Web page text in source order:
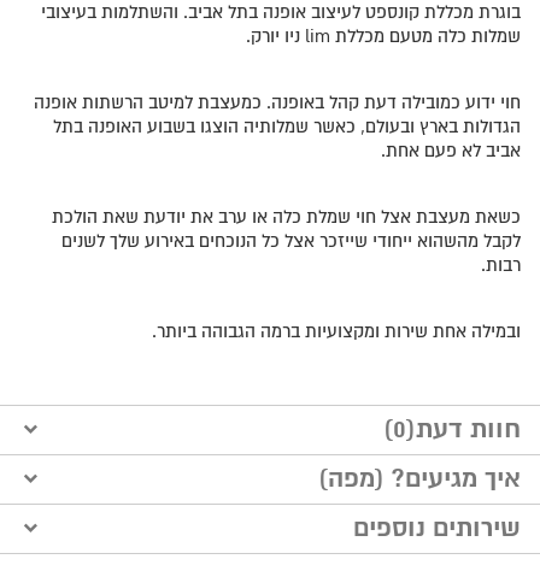
בוגרת מכללת קונספט לעיצוב אופנה בתל אביב. והשתלמות בעיצובי
שמלות כלה מטעם מכללת lim ניו יורק.
חוי ידוע כמובילה דעת קהל באופנה. כמעצבת למיטב הרשתות אופנה
הגדולות בארץ ובעולם, כאשר שמלותיה הוצגו בשבוע האופנה בתל
אביב לא פעם אחת.
כשאת מעצבת אצל חוי שמלת כלה או ערב את יודעת שאת הולכת
לקבל מהשהוא ייחודי שייזכר אצל כל הנוכחים באירוע שלך לשנים
רבות.
ובמילה אחת שירות ומקצועיות ברמה הגבוהה ביותר.
חוות דעת(0)
הוסף חוות דעתאיך מגיעים? (מפה)
שירותים נוספים